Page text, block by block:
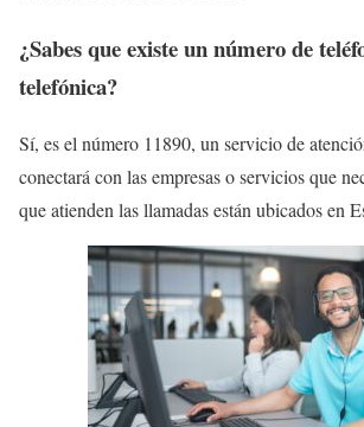
¿Sabes que existe un número de
telefónica?
Sí, es el número 11890, un servicio de
conectará con las empresas o servicios que
que atienden las llamadas están ubicados en